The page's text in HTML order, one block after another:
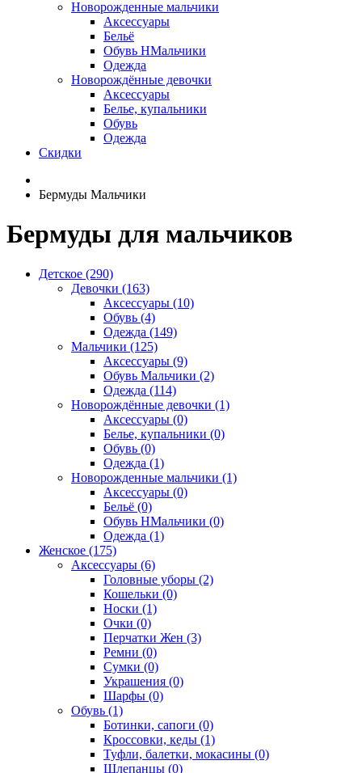
Новорожденные мальчики
Аксессуары
Бельё
Обувь НМальчики
Одежда
Новорождённые девочки
Аксессуары
Белье, купальники
Обувь
Одежда
Скидки
Бермуды Мальчики
Бермуды для мальчиков
Детское (290)
Девочки (163)
Аксессуары (10)
Обувь (4)
Одежда (149)
Мальчики (125)
Аксессуары (9)
Обувь Мальчики (2)
Одежда (114)
Новорождённые девочки (1)
Аксессуары (0)
Белье, купальники (0)
Обувь (0)
Одежда (1)
Новорожденные мальчики (1)
Аксессуары (0)
Бельё (0)
Обувь НМальчики (0)
Одежда (1)
Женское (175)
Аксессуары (6)
Головные уборы (2)
Кошельки (0)
Носки (1)
Очки (0)
Перчатки Жен (3)
Ремни (0)
Сумки (0)
Украшения (0)
Шарфы (0)
Обувь (1)
Ботинки, сапоги (0)
Кроссовки, кеды (1)
Туфли, балетки, мокасины (0)
Шлепанцы (0)